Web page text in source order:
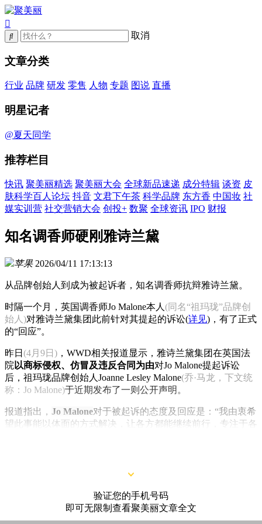
取消
文章分类
行业 品牌 研发 零售 人物 专题 图说 直播
明星记者
@夏天同学
推荐栏目
快讯 聚美丽精选 聚美丽大会 全球新品速递 成分特辑 谈资 皮
肤科学百人论坛 抖音 文君下午茶 科学品牌 东方香 中国妆 社
媒实训营 社交营销大会 创投+ 数聚 全球资讯 IPO 财报
知名调香师硬刚雅诗兰黛
苹果 2026/04/11 17:13:13
从品牌创始人到成为被起诉者，知名调香师抗辩雅诗兰黛。
时隔一个月，英国调香师Jo Malone本人 (同名“祖玛珑”品牌创
始人)对雅诗兰黛集团此前针对其提起的诉讼(详见)，有了正式
的“回应”。
昨日 (4月9日) ，WWD相关报道显示，雅诗兰黛集团在英国法
院 以商标侵权、仿冒及违反合同为由对Jo Malone提起诉讼
后，祖玛珑品牌创始人Joanne Lesley Malone(乔·马龙，下文统
称：Jo Malone)于近期发布了一则公开声明。
报道指出， Jo Malone对于被起诉的态度及回应是：“我由衷希
望此事能以体面的方式解决，让各方都能继续前行，专注于各
验证您的手机号码
即可无限制查看聚美丽文章全文